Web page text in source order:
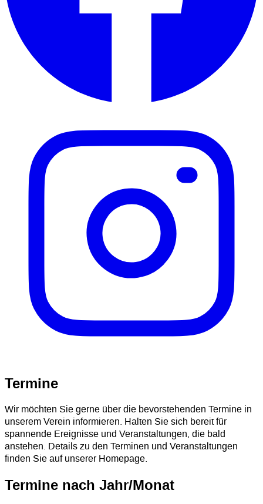
Termine
Wir möchten Sie gerne über die bevorstehenden Termine in
unserem Verein informieren. Halten Sie sich bereit für
spannende Ereignisse und Veranstaltungen, die bald
anstehen. Details zu den Terminen und Veranstaltungen
finden Sie auf unserer Homepage.
Termine nach Jahr/Monat